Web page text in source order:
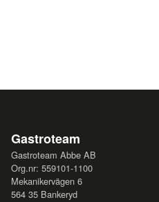
Gastroteam
Gastroteam Abbe AB
Org.nr: 559101-1100
Mekanikervägen 6
564 35 Bankeryd